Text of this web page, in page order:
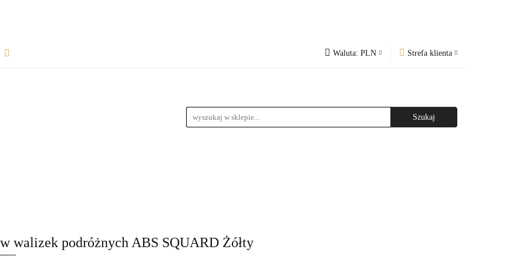
Waluta: PLN Strefa klienta
Dodaj zgłoszenie
Rozpocznij współpracę
walizek podróżnych ABS SQUARD Żółty